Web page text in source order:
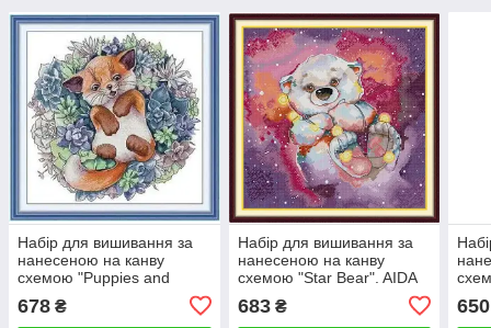
Набір для вишивання за
нанесеною на канву
схемою "Puppies and
printed 38*37 см
678 ₴
Набір для вишивання за
нанесеною на канву
схемою "Star Bear". AIDA
683₴ 650